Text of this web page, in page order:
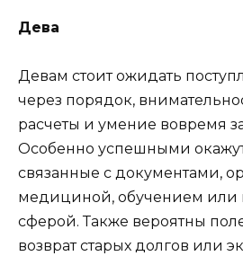
Дева
Девам стоит ожидать
через порядок,
расчеты и умение вовремя
Особенно успешными
связанные с документами,
медициной, обучением или
сферой. Также вероятны
возврат старых долгов или